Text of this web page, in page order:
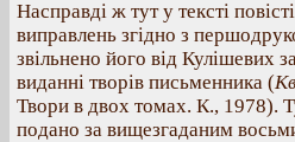
Насправді ж тут у тексті
виправлень згідно з
звільнено його від Кулішевих
виданні творів письменника (
Твори в двох томах. К., 1978).
подано за вищезгаданим